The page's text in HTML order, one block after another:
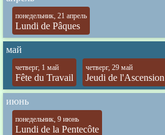
понедельник, 21 апрель
Lundi de Pâques
май
четверг, 1 май
Fête du Travail
четверг, 29 май
Jeudi de l'Ascension
июнь
понедельник, 9 июнь
Lundi de la Pentecôte